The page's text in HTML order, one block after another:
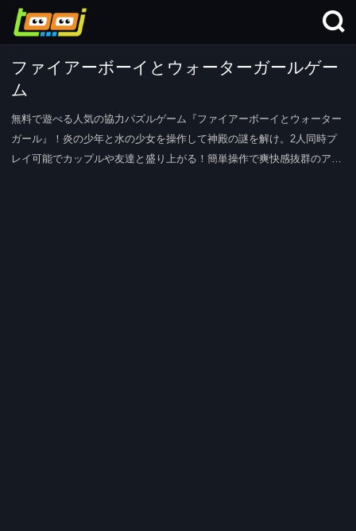
ファイアーボーイとウォーターガールゲー
ム
無料で遊べる人気の協力パズルゲーム『ファイアーボーイとウォーター
ガール』！炎の少年と水の少女を操作して神殿の謎を解け。2人同時プ
レイ可能でカップルや友達と盛り上がる！簡単操作で爽快感抜群のアク